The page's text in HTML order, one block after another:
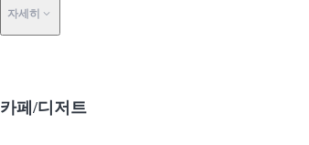
자세히
카페/디저트